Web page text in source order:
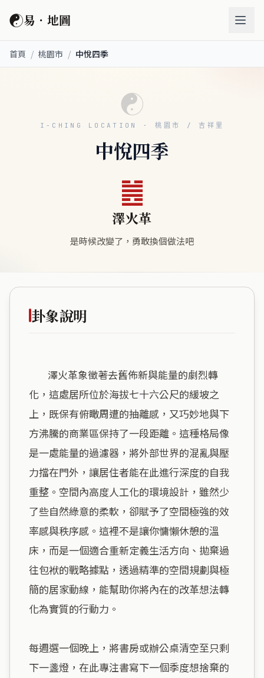
☯易．地圖
首頁 / 桃園市 / 中悅四季
☯
I-CHING LOCATION · 桃園市 / 吉祥里
中悅四季
䷰
澤火革
是時候改變了，勇敢換個做法吧
卦象說明
化，這處居所位於海拔七十六公尺的緩坡之
上，既保有俯瞰周遭的抽離感，又巧妙地與下
方沸騰的商業區保持了一段距離。這種格局像
是一處能量的過濾器，將外部世界的混亂與壓
力擋在門外，讓居住者能在此進行深度的自我
重整。空間內高度人工化的環境設計，雖然少
了些自然綠意的柔軟，卻賦予了空間極強的效
率感與秩序感。這裡不是讓你慵懶休憩的溫
床，而是一個適合重新定義生活方向、拋棄過
往包袱的戰略據點，透過精準的空間規劃與極
簡的居家動線，能幫助你將內在的改革想法轉
化為實質的行動力。
每週選一個晚上，將書房或辦公桌清空至只剩
下一盞燈，在此專注書寫下一個季度想捨棄的